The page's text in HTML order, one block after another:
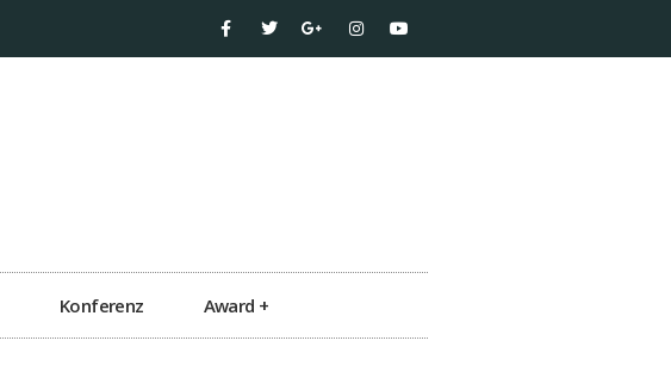
Konferenz Award +